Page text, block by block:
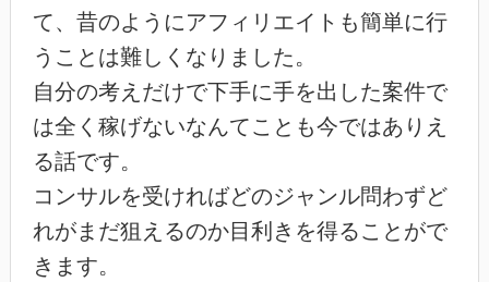
て、昔のようにアフィリエイトも簡単に行
うことは難しくなりました。
自分の考えだけで下手に手を出した案件で
は全く稼げないなんてことも今ではありえ
る話です。
コンサルを受ければどのジャンル問わずど
れがまだ狙えるのか目利きを得ることがで
きます。